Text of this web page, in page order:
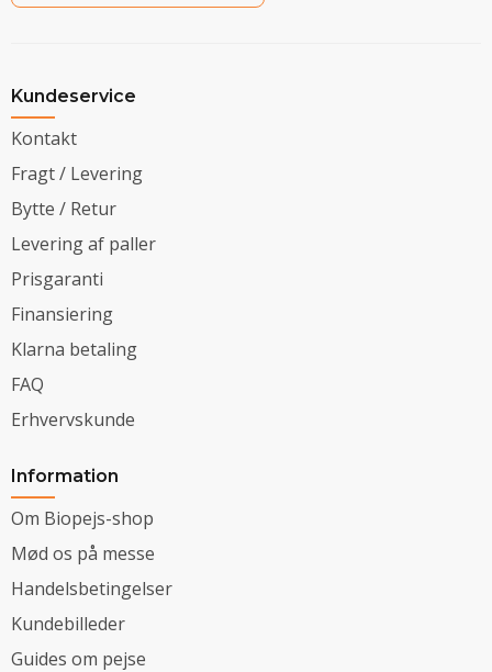
Kundeservice
Kontakt
Fragt / Levering
Bytte / Retur
Levering af paller
Prisgaranti
Finansiering
Klarna betaling
FAQ
Erhvervskunde
Information
Om Biopejs-shop
Mød os på messe
Handelsbetingelser
Kundebilleder
Guides om pejse